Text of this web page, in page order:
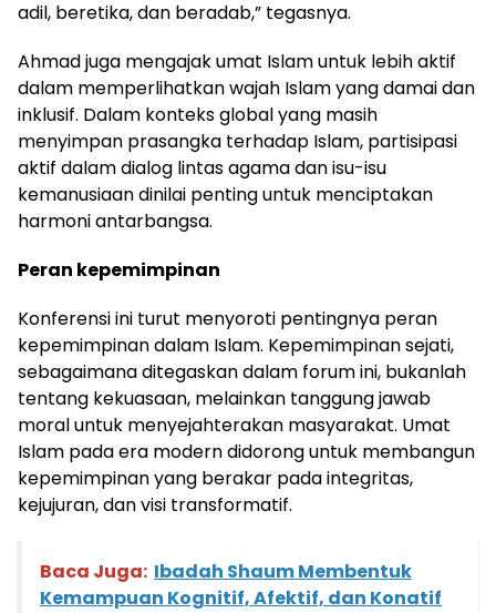
adil, beretika, dan beradab,” tegasnya.
Ahmad juga mengajak umat Islam untuk lebih aktif
dalam memperlihatkan wajah Islam yang damai dan
inklusif. Dalam konteks global yang masih
menyimpan prasangka terhadap Islam, partisipasi
aktif dalam dialog lintas agama dan isu-isu
kemanusiaan dinilai penting untuk menciptakan
harmoni antarbangsa.
Peran kepemimpinan
Konferensi ini turut menyoroti pentingnya peran
kepemimpinan dalam Islam. Kepemimpinan sejati,
sebagaimana ditegaskan dalam forum ini, bukanlah
tentang kekuasaan, melainkan tanggung jawab
moral untuk menyejahterakan masyarakat. Umat
Islam pada era modern didorong untuk membangun
kepemimpinan yang berakar pada integritas,
kejujuran, dan visi transformatif.
Baca Juga: Ibadah Shaum Membentuk
Kemampuan Kognitif, Afektif, dan Konatif